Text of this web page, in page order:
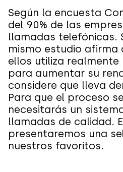
Según la encuesta
del 90% de las
llamadas telefónicas.
mismo estudio afirma
ellos utiliza
para aumentar su
considere que lleva
Para que el proceso
necesitarás un
llamadas de calidad.
presentaremos una
nuestros favoritos.